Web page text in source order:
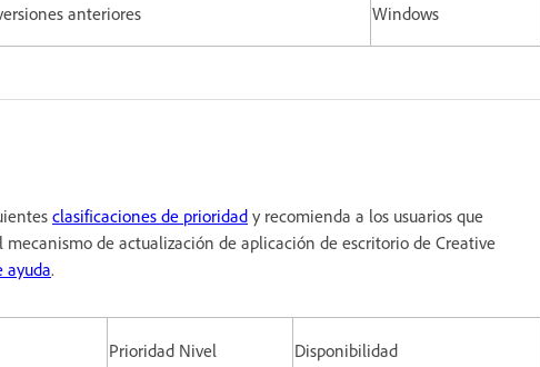
versiones anteriores Windows
clasificaciones de prioridad y recomienda a los usuarios que
de actualización de aplicación de escritorio de Creative
ayuda.
Prioridad Nivel Disponibilidad